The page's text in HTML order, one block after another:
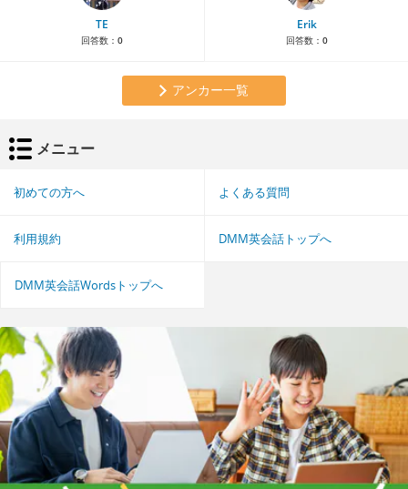
TE
回答数： 0
Erik
回答数： 0
アンカー一覧
メニュー
初めての方へ よくある質問
利用規約 DMM英会話トップへ
DMM英会話Wordsトップへ